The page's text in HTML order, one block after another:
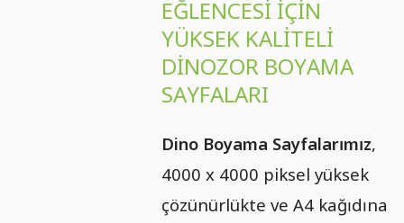
EĞLENCESI IÇIN
YÜKSEK KALITELI
DINOZOR BOYAMA
SAYFALARI
Dino Boyama Sayfalarımız,
4000 x 4000 piksel yüksek
çözünürlükte ve A4 kağıdına